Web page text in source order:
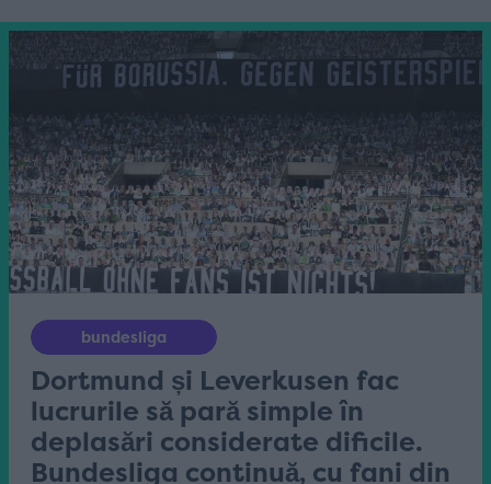
bundesliga
Dortmund și Leverkusen fac
lucrurile să pară simple în
deplasări considerate dificile.
Bundesliga continuă, cu fani din